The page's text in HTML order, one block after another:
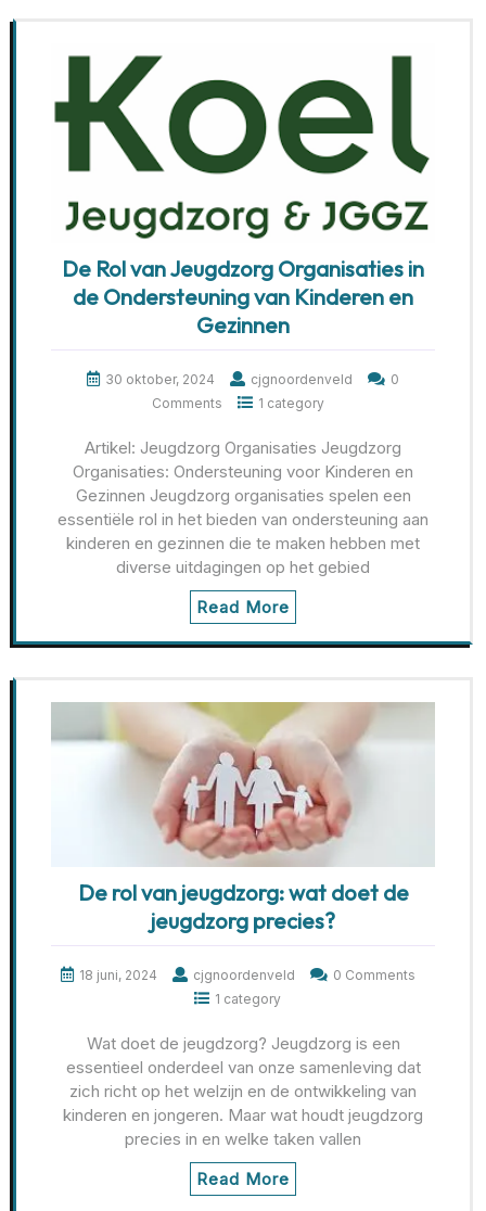
De Rol van Jeugdzorg Organisaties in
de Ondersteuning van Kinderen en
Gezinnen
30 oktober, 2024 cjgnoordenveld
0
Comments
1 category
Artikel: Jeugdzorg Organisaties Jeugdzorg
Organisaties: Ondersteuning voor Kinderen en
Gezinnen Jeugdzorg organisaties spelen een
essentiële rol in het bieden van ondersteuning aan
kinderen en gezinnen die te maken hebben met
diverse uitdagingen op het gebied
Read More
De rol van jeugdzorg: wat doet de
jeugdzorg precies?
18 juni, 2024 cjgnoordenveld
0 Comments
1 category
Wat doet de jeugdzorg? Jeugdzorg is een
essentieel onderdeel van onze samenleving dat
zich richt op het welzijn en de ontwikkeling van
kinderen en jongeren. Maar wat houdt jeugdzorg
precies in en welke taken vallen
Read More